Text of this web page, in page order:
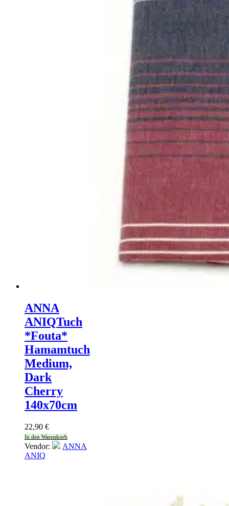
ANNA
ANIQTuch
*Fouta*
Hamamtuch
Medium,
Dark
Cherry
140x70cm
22,90 €
In den Warenkorb
Vendor:
ANNA
ANIQ